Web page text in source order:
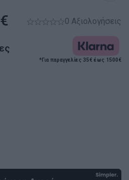
€ 0 Αξιολογήσεις
*Για παραγγελίες 35€ έως 1500€